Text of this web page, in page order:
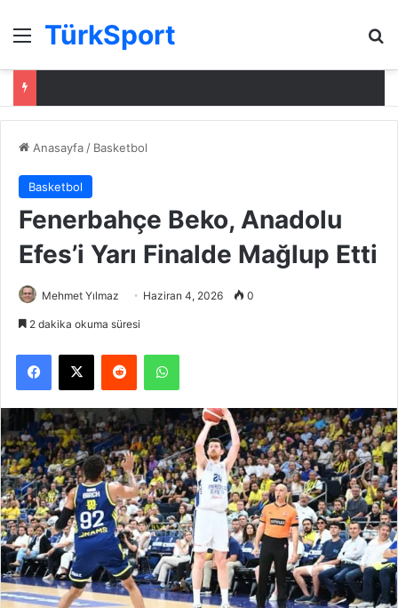
Menü
TürkSport
Anasayfa / Basketbol
Basketbol
Fenerbahçe Beko, Anadolu
Efes’i Yarı Finalde Mağlup Etti
Mehmet Yılmaz Haziran 4, 2026 0
2 dakika okuma süresi
Facebook
X Reddit WhatsApp